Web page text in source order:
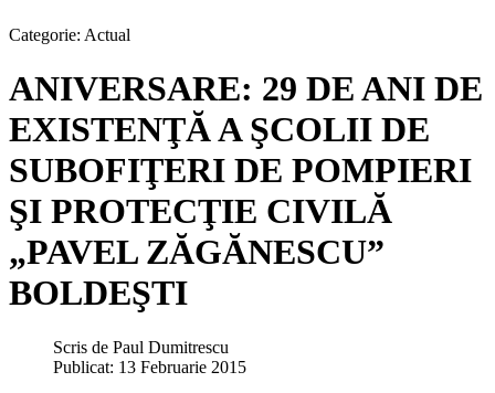
Categorie: Actual
ANIVERSARE: 29 DE ANI DE
EXISTENŢĂ A ŞCOLII DE
SUBOFIŢERI DE POMPIERI
ŞI PROTECŢIE CIVILĂ
„PAVEL ZĂGĂNESCU”
BOLDEŞTI
Scris de Paul Dumitrescu
Publicat: 13 Februarie 2015